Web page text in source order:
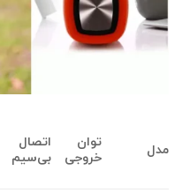
مدل
توان
خروجی
اتصال
بی‌سیم